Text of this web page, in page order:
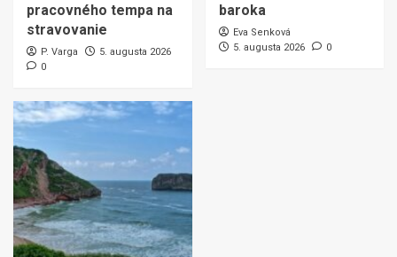
pracovného tempa na
stravovanie
P. Varga
5. augusta 2026
0
baroka
Eva Senková
5. augusta 2026
0